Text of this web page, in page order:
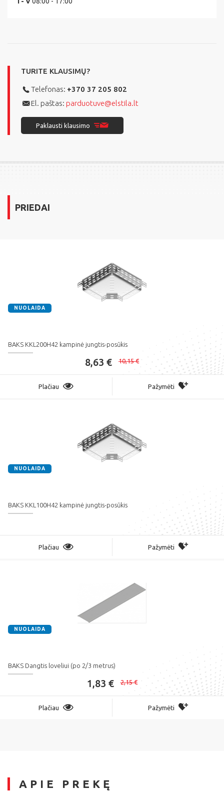
TURITE KLAUSIMŲ?
Telefonas: +370 37 205 802
El. paštas: parduotuve@elstila.lt
Paklausti klausimo
PRIEDAI
NUOLAIDA
BAKS KKL200H42 kampinė jungtis-posūkis
8,63 € 10,15 €
Plačiau Pažymėti
NUOLAIDA
BAKS KKL100H42 kampinė jungtis-posūkis
Plačiau Pažymėti
NUOLAIDA
BAKS Dangtis loveliui (po 2/3 metrus)
1,83 € 2,15 €
Plačiau Pažymėti
APIE PREKĘ